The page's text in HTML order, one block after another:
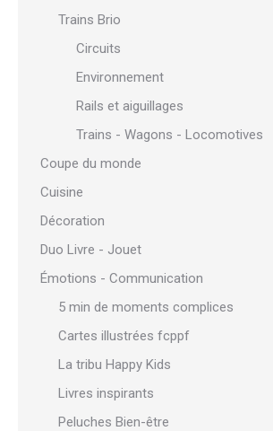
Trains Brio
Circuits
Environnement
Rails et aiguillages
Trains - Wagons - Locomotives
Coupe du monde
Cuisine
Décoration
Duo Livre - Jouet
Émotions - Communication
5 min de moments complices
Cartes illustrées fcppf
La tribu Happy Kids
Livres inspirants
Peluches Bien-être